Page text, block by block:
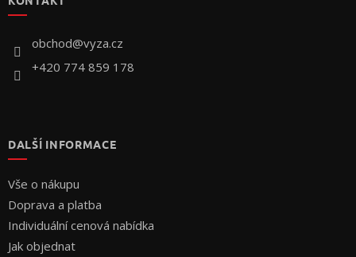
obchod@vyza.cz
+420 774 859 178
DALŠÍ INFORMACE
Vše o nákupu
Doprava a platba
Individuální cenová nabídka
Jak objednat